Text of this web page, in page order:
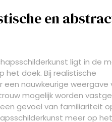
en
ligt in de
doek. Bij realistische
nauwkeurige weergave
mogelijk worden
gevoel van familiariteit
meer op